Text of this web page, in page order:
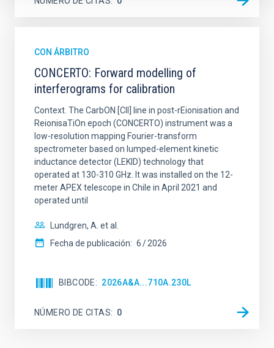
CON ÁRBITRO
CONCERTO: Forward modelling of
interferograms for calibration
Context. The CarbON [CII] line in post-rEionisation and
ReionisaTiOn epoch (CONCERTO) instrument was a
low-resolution mapping Fourier-transform
spectrometer based on lumped-element kinetic
inductance detector (LEKID) technology that
operated at 130-310 GHz. It was installed on the 12-
meter APEX telescope in Chile in April 2021 and
operated until
Lundgren, A. et al.
Fecha de publicación: 6 2026
BIBCODE 2026A&A...710A.230L
NÚMERO DE CITAS 0